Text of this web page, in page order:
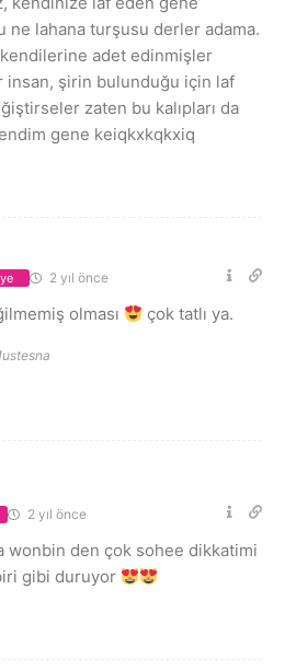
ne lahana turşusu derler adama.
adet edinmişler
şirin bulunduğu için laf
zaten bu kalıpları da
gene keiqkxkqkxiq
2 yıl önce
olması çok tatlı ya.
2 yıl önce
wonbin den çok sohee dikkatimi
gibi duruyor